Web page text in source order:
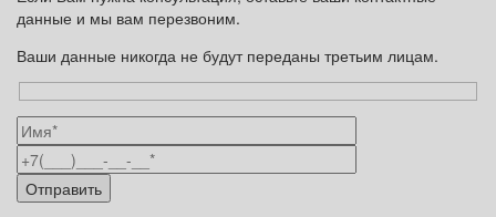
данные и мы вам перезвоним.
Ваши данные никогда не будут переданы третьим лицам.